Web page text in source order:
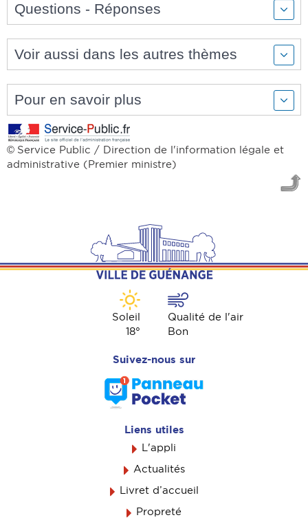
Questions - Réponses
Voir aussi dans les autres thèmes
Pour en savoir plus
© Service Public / Direction de l'information légale et
administrative (Premier ministre)
Soleil
18°
Qualité de l'air
Bon
Suivez-nous sur
Liens utiles
L'appli
Actualités
Livret d’accueil
Propreté